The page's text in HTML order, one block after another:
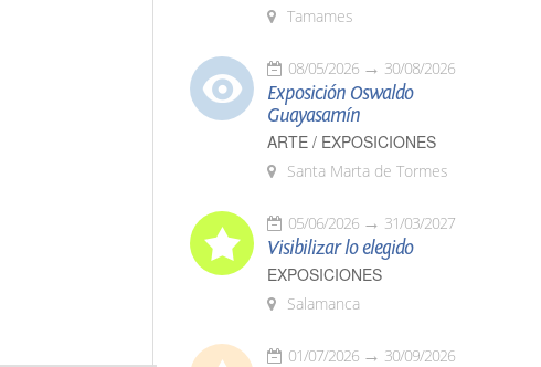
Tamames
08/05/2026 30/08/2026
Exposición Oswaldo
Guayasamín
ARTE / EXPOSICIONES
Santa Marta de Tormes
05/06/2026 31/03/2027
Visibilizar lo elegido
EXPOSICIONES
Salamanca
01/07/2026 30/09/2026